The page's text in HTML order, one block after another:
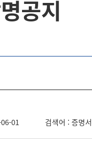
공지
01 검색어 : 증명